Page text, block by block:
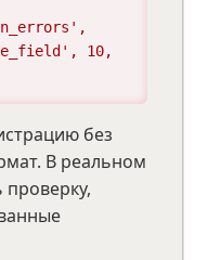
10,
без
В реальном